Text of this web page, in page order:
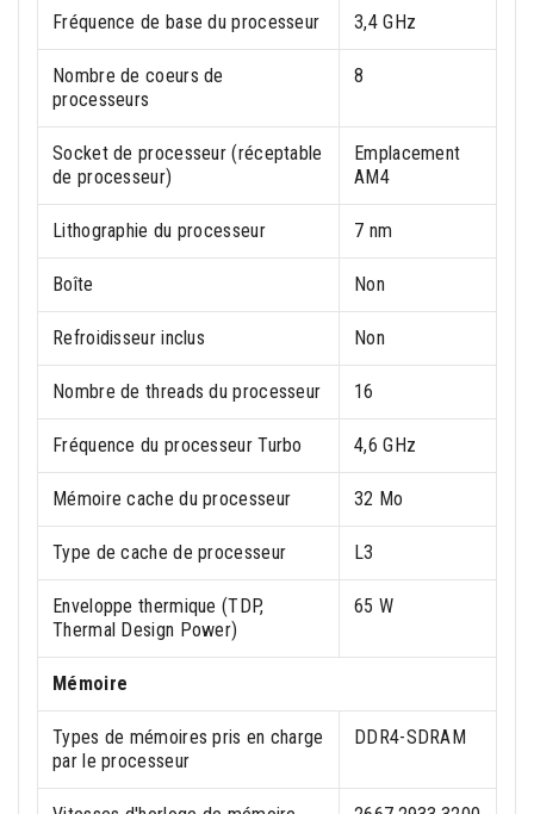
Fréquence de base du processeur 3,4 GHz
Nombre de coeurs de
processeurs
8
Socket de processeur (réceptable
de processeur)
Emplacement
AM4
Lithographie du processeur 7 nm
Boîte Non
Refroidisseur inclus Non
Nombre de threads du processeur 16
Fréquence du processeur Turbo 4,6 GHz
Mémoire cache du processeur 32 Mo
Type de cache de processeur L3
Enveloppe thermique (TDP,
Thermal Design Power)
65 W
Mémoire
Types de mémoires pris en charge
par le processeur
DDR4-SDRAM